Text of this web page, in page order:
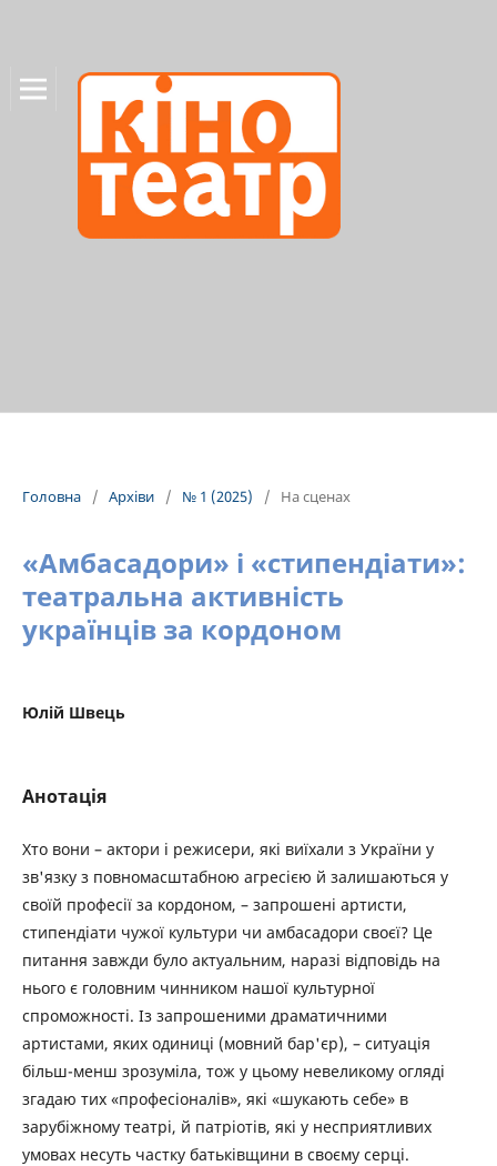
Головна / Архіви / № 1 (2025) / На сценах
«Амбасадори» і «стипендіати»:
театральна активність
українців за кордоном
Юлій Швець
Анотація
Хто вони – актори і режисери, які виїхали з України у
зв'язку з повномасштабною агресією й залишаються у
своїй професії за кордоном, – запрошені артисти,
стипендіати чужої культури чи амбасадори своєї? Це
питання завжди було актуальним, наразі відповідь на
нього є головним чинником нашої культурної
спроможності. Із запрошеними драматичними
артистами, яких одиниці (мовний бар'єр), – ситуація
більш-менш зрозуміла, тож у цьому невеликому огляді
згадаю тих «професіоналів», які «шукають себе» в
зарубіжному театрі, й патріотів, які у несприятливих
умовах несуть частку батьківщини в своєму серці.